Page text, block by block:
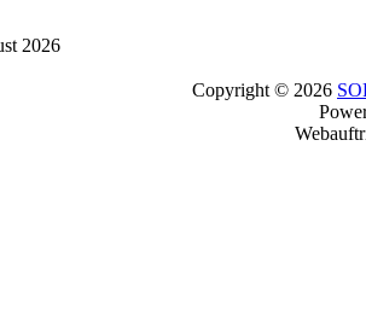
2026
Copyright © 2026